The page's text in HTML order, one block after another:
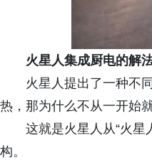
火星人集成厨电的解
火星人提出了一种不
热，那为什么不从一开始
这就是火星人从“火
构。